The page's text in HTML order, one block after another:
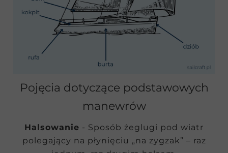
Pojęcia dotyczące podstawowych
manewrów
Halsowanie - Sposób żeglugi pod wiatr
polegający na płynięciu „na zygzak” – raz